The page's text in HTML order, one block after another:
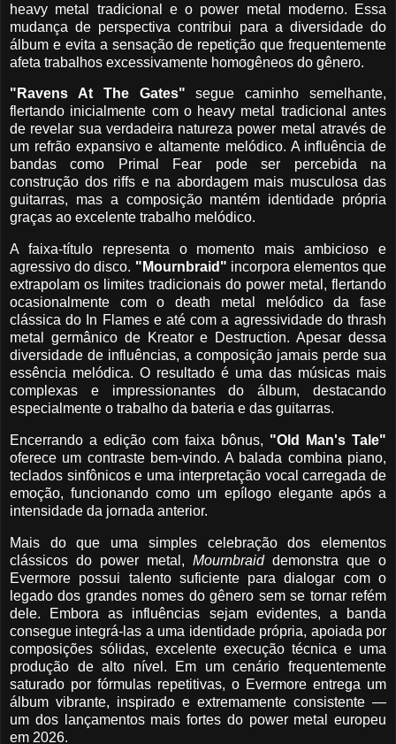
heavy metal tradicional e o power metal moderno. Essa
mudança de perspectiva contribui para a diversidade do
álbum e evita a sensação de repetição que frequentemente
afeta trabalhos excessivamente homogêneos do gênero.
"Ravens At The Gates" segue caminho semelhante,
flertando inicialmente com o heavy metal tradicional antes
de revelar sua verdadeira natureza power metal através de
um refrão expansivo e altamente melódico. A influência de
bandas como Primal Fear pode ser percebida na
construção dos riffs e na abordagem mais musculosa das
guitarras, mas a composição mantém identidade própria
graças ao excelente trabalho melódico.
A faixa-título representa o momento mais ambicioso e
agressivo do disco. "Mournbraid" incorpora elementos que
extrapolam os limites tradicionais do power metal, flertando
ocasionalmente com o death metal melódico da fase
clássica do In Flames e até com a agressividade do thrash
metal germânico de Kreator e Destruction. Apesar dessa
diversidade de influências, a composição jamais perde sua
essência melódica. O resultado é uma das músicas mais
complexas e impressionantes do álbum, destacando
especialmente o trabalho da bateria e das guitarras.
Encerrando a edição com faixa bônus, "Old Man's Tale"
oferece um contraste bem-vindo. A balada combina piano,
teclados sinfônicos e uma interpretação vocal carregada de
emoção, funcionando como um epílogo elegante após a
intensidade da jornada anterior.
Mais do que uma simples celebração dos elementos
clássicos do power metal, Mournbraiddemonstra que o
Evermore possui talento suficiente para dialogar com o
legado dos grandes nomes do gênero sem se tornar refém
dele. Embora as influências sejam evidentes, a banda
consegue integrá-las a uma identidade própria, apoiada por
composições sólidas, excelente execução técnica e uma
produção de alto nível. Em um cenário frequentemente
saturado por fórmulas repetitivas, o Evermore entrega um
álbum vibrante, inspirado e extremamente consistente —
um dos lançamentos mais fortes do power metal europeu
em 2026.